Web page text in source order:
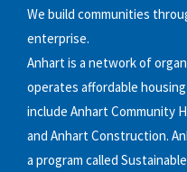
We build communities
enterprise.
Anhart is a network of
operates affordable
include Anhart Community
and Anhart Construction.
a program called